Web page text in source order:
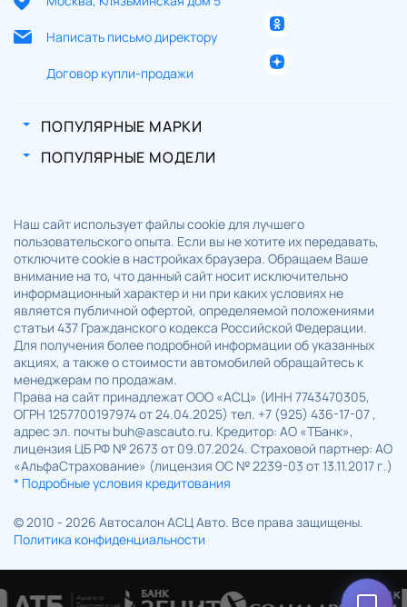
Написать письмо директору
Договор купли-продажи
ПОПУЛЯРНЫЕ МАРКИ
ПОПУЛЯРНЫЕ МОДЕЛИ
Наш сайт использует файлы cookie для лучшего
пользовательского опыта. Если вы не хотите их передавать,
отключите cookie в настройках браузера. Обращаем Ваше
внимание на то, что данный сайт носит исключительно
информационный характер и ни при каких условиях не
является публичной офертой, определяемой положениями
статьи 437 Гражданского кодекса Российской Федерации.
Для получения более подробной информации об указанных
акциях, а также о стоимости автомобилей обращайтесь к
менеджерам по продажам.
Права на сайт принадлежат ООО «АСЦ» (ИНН 7743470305,
ОГРН 1257700197974 от 24.04.2025) тел. +7 (925) 436-17-07 ,
адрес эл. почты buh@ascauto.ru. Кредитор: АО «ТБанк»,
лицензия ЦБ РФ № 2673 от 09.07.2024. Страховой партнер: АО
«АльфаСтрахование» (лицензия ОС № 2239-03 от 13.11.2017 г.)
* Подробные условия кредитования
© 2010 - 2026 Автосалон АСЦ Авто. Все права защищены.
Политика конфиденциальности